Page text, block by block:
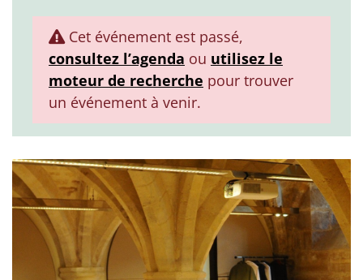
Cet événement est passé,
consultez l’agenda ou utilisez le
moteur de recherche pour trouver
un événement à venir.